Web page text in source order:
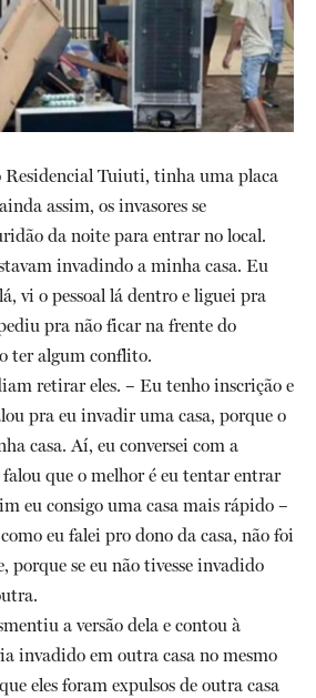
Residencial Tuiuti, tinha uma placa
assim, os invasores se
da noite para entrar no local.
invadindo a minha casa. Eu
vi o pessoal lá dentro e liguei pra
pra não ficar na frente do
ter algum conflito.
retirar eles. – Eu tenho inscrição e
pra eu invadir uma casa, porque o
casa. Aí, eu conversei com a
falou que o melhor é eu tentar entrar
eu consigo uma casa mais rápido –
eu falei pro dono da casa, não foi
porque se eu não tivesse invadido
a versão dela e contou à
invadido em outra casa no mesmo
eles foram expulsos de outra casa